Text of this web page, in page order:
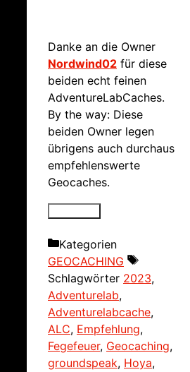
Danke an die Owner
Nordwind02 für diese
beiden echt feinen
AdventureLabCaches.
By the way: Diese
beiden Owner legen
übrigens auch durchaus
empfehlenswerte
Geocaches.
Kategorien
GEOCACHING
Schlagwörter 2023,
Adventurelab,
Adventurelabcache,
ALC, Empfehlung,
Fegefeuer, Geocaching,
groundspeak, Hoya,